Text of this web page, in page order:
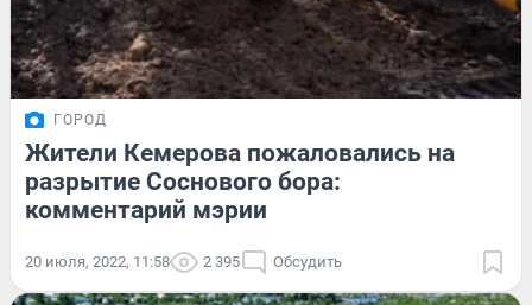
ГОРОД
Жители Кемерова пожаловались на
разрытие Соснового бора:
комментарий мэрии
20 июля, 2022, 11:58 2 395 Обсудить